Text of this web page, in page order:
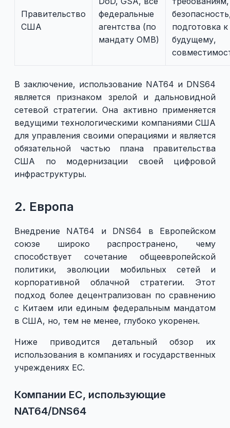
Правительство
США
федеральные
агентства (по
мандату OMB)
подготовка к
будущему,
В заключение, использование NAT64 и DNS64
является признаком зрелой и дальновидной
сетевой стратегии. Она активно применяется
ведущими технологическими компаниями США
для управления своими операциями и является
обязательной частью плана правительства
США по модернизации своей цифровой
инфраструктуры.
2. Европа
Внедрение NAT64 и DNS64 в Европейском
союзе широко распространено, чему
способствует сочетание общеевропейской
политики, эволюции мобильных сетей и
корпоративной облачной стратегии. Этот
подход более децентрализован по сравнению
с Китаем или единым федеральным мандатом
в США, но, тем не менее, глубоко укоренен.
Ниже приводится детальный обзор их
использования в компаниях и государственных
учреждениях ЕС.
Компании ЕС, использующие
NAT64/DNS64